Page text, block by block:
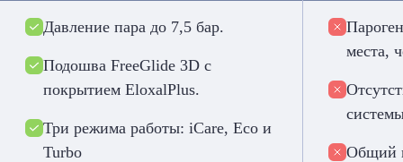
Давление пара до 7,5 бар.
Подошва FreeGlide 3D с
покрытием EloxalPlus.
Три режима работы: iCare, Eco и
Turbo
места,
Общий